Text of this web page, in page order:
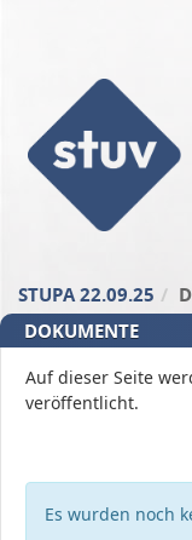
Startseite
STUPA 22.09.25
DOKUMENTE
Auf dieser Seite
veröffentlicht.
Es wurden noch